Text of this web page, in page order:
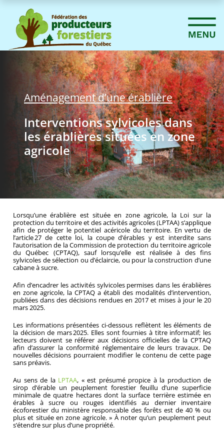
Aménagement d’une érablière
Interventions sylvicoles dans
les érablières situées en zone
agricole
Lorsqu’une érablière est située en zone agricole, la Loi sur la
protection du territoire et des activités agricoles (LPTAA) s’applique
afin de protéger le potentiel acéricole du territoire. En vertu de
l’article 27 de cette loi, la coupe d’érables y est interdite sans
l’autorisation de la Commission de protection du territoire agricole
du Québec (CPTAQ), sauf lorsqu’elle est réalisée à des fins
sylvicoles de sélection ou d’éclaircie, ou pour la construction d’une
cabane à sucre.
Afin d’encadrer les activités sylvicoles permises dans les érablières
en zone agricole, la CPTAQ a établi des modalités d’intervention,
publiées dans des décisions rendues en 2017 et mises à jour le 20
mars 2025.
Les informations présentées ci-dessous reflètent les éléments de
la décision de mars 2025. Elles sont fournies à titre informatif; les
lecteurs doivent se référer aux décisions officielles de la CPTAQ
afin d’assurer la conformité réglementaire de leurs travaux. De
nouvelles décisions pourraient modifier le contenu de cette page
sans préavis.
Au sens de la LPTAA, « est présumé propice à la production de
sirop d’érable un peuplement forestier feuillu d’une superficie
minimale de quatre hectares dont la surface terrière estimée en
érables à sucre ou rouges identifiés au dernier inventaire
écoforestier du ministère responsable des forêts est de 40 % ou
plus et située en zone agricole. » À noter qu’un peuplement peut
s’étendre sur plus d’une propriété.